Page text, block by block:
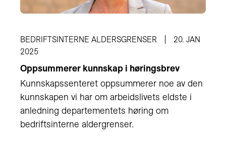
BEDRIFTSINTERNE ALDERSGRENSER
20. JAN
2025
Oppsummerer kunnskap i høringsbrev
Kunnskapssenteret oppsummerer noe av den
kunnskapen vi har om arbeidslivets eldste i
anledning departementets høring om
bedriftsinterne aldergrenser.